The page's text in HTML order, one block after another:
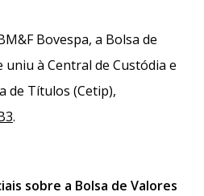
Bovespa, a Bolsa de
uniu à Central de Custódia e
de Títulos (Cetip),
.
sobre a Bolsa de Valores